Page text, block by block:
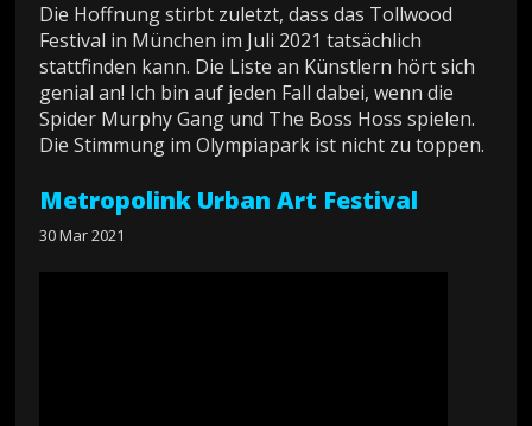
Die Hoffnung stirbt zuletzt, dass das Tollwood
Festival in München im Juli 2021 tatsächlich
stattfinden kann. Die Liste an Künstlern hört sich
genial an! Ich bin auf jeden Fall dabei, wenn die
Spider Murphy Gang und The Boss Hoss spielen.
Die Stimmung im Olympiapark ist nicht zu toppen.
Metropolink Urban Art Festival
30 Mar 2021